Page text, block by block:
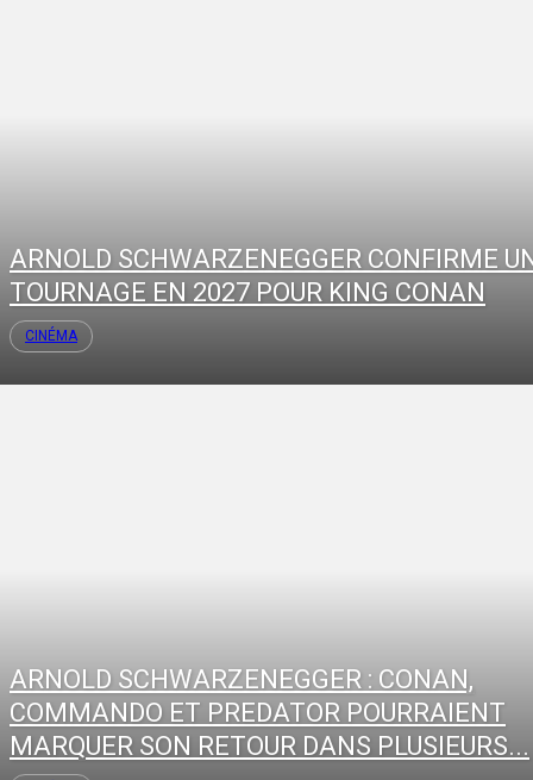
ARNOLD SCHWARZENEGGER CONFIRME
TOURNAGE EN 2027 POUR KING CONAN
CINÉMA
ARNOLD SCHWARZENEGGER : CONAN,
COMMANDO ET PREDATOR POURRAIENT
MARQUER SON RETOUR DANS PLUSIEURS...